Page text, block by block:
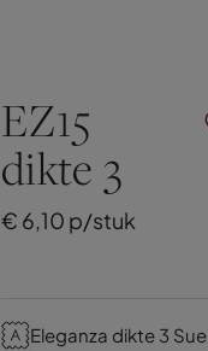
EZ15
dikte 3
€ 6,10 p/stuk
Eleganza dikte 3 Sue